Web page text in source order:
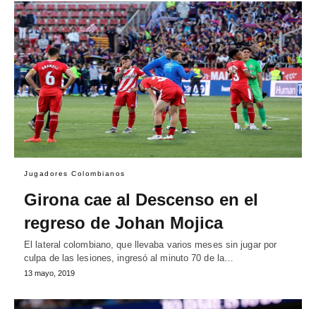
Jugadores Colombianos
Girona cae al Descenso en el
regreso de Johan Mojica
El lateral colombiano, que llevaba varios meses sin jugar por
culpa de las lesiones, ingresó al minuto 70 de la…
13 mayo, 2019